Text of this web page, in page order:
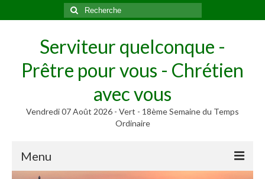
Rechercher
:
Serviteur quelconque -
Prêtre pour vous - Chrétien
avec vous
Vendredi 07 Août 2026 - Vert - 18ème Semaine du Temps
Ordinaire
Menu